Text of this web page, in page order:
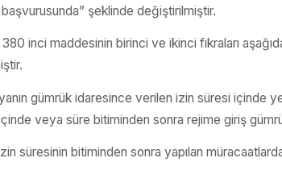
şeklinde değiştirilmiştir.
inci maddesinin birinci ve ikinci fıkraları
gümrük idaresince verilen izin süresi içinde
veya süre bitiminden sonra rejime giriş
süresinin bitiminden sonra yapılan